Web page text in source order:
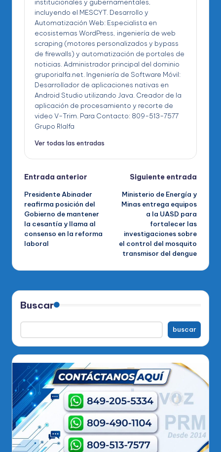
incluyendo el MESCYT. Desarrollo y
Automatización Web: Especialista en
ecosistemas WordPress, ingeniería de web
scraping (motores personalizados y bypass
de firewalls) y automatización de portales de
noticias. Administrador principal del dominio
gruporialfa.net. Ingeniería de Software Móvil:
Desarrollador de aplicaciones nativas en
Android Studio utilizando Java. Creador de la
aplicación de procesamiento y recorte de
video V-Trim. Para Contacto: 809-513-7577
Grupo RIalfa
Ver todas las entradas
Navegación
de
entradas
Entrada anterior
Presidente Abinader
reafirma posición del
Gobierno de mantener
la cesantía y llama al
consenso en la reforma
laboral
Siguiente entrada
Ministerio de Energía y
Minas entrega equipos
a la UASD para
fortalecer las
investigaciones sobre
el control del mosquito
transmisor del dengue
Buscar
buscar